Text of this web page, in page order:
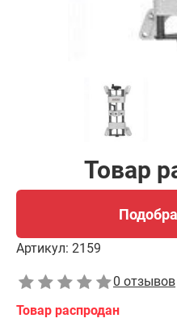
Товар
Артикул: 2159
0 отзывов
Товар распродан